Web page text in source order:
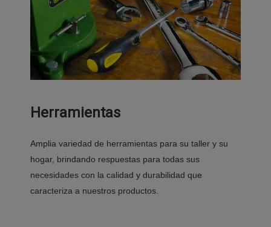
Herramientas
Amplia variedad de herramientas para su taller y su
hogar, brindando respuestas para todas sus
necesidades con la calidad y durabilidad que
caracteriza a nuestros productos.